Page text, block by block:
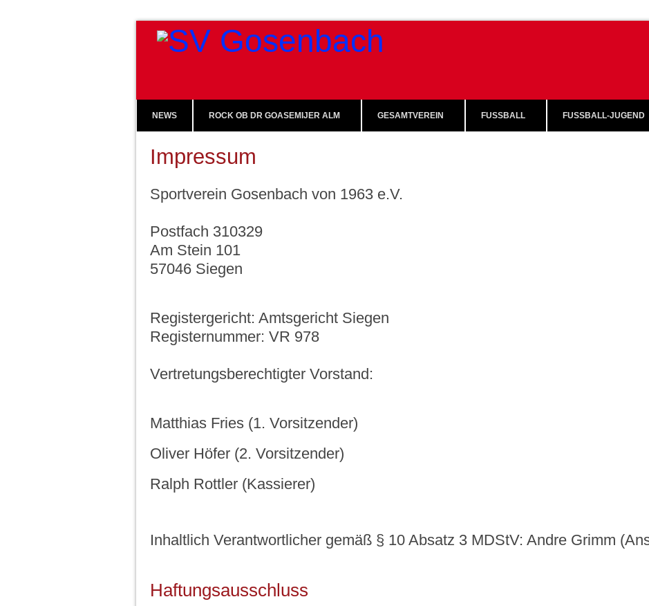
NEWS ROCK OB DR GOASEMIJER ALM GESAMTVEREIN FUSSBALL FUSSBALL-JUGEND
Impressum
Sportverein Gosenbach von 1963 e.V.
Postfach 310329
Am Stein 101
57046 Siegen
Registergericht: Amtsgericht Siegen
Registernummer: VR 978
Vertretungsberechtigter Vorstand:
Matthias Fries (1. Vorsitzender)
Oliver Höfer (2. Vorsitzender)
Ralph Rottler (Kassierer)
Inhaltlich Verantwortlicher gemäß § 10 Absatz 3 MDStV: Andre Grimm
Haftungsausschluss